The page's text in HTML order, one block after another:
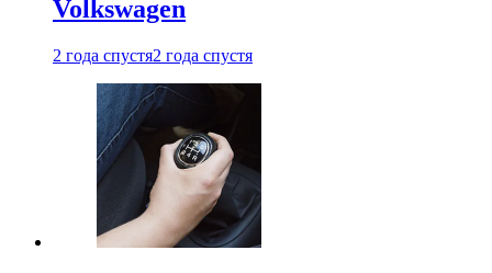
Volkswagen
2 года спустя2 года спустя